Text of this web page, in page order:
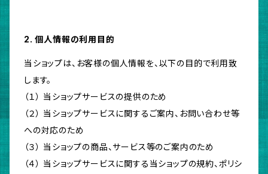
2. 個人情報の利用目的
当ショップは、お客様の個人情報を、以下の目的で利用致
します。
（１） 当ショップサービスの提供のため
（２） 当ショップサービスに関するご案内、お問い合わせ等
への対応のため
（３） 当ショップの商品、サービス等のご案内のため
（４） 当ショップサービスに関する当ショップの規約、ポリシ